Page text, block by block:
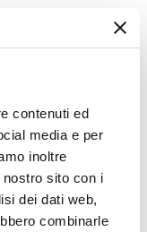
contenuti ed
media e per
inoltre
sito con i
dei dati web,
combinarle